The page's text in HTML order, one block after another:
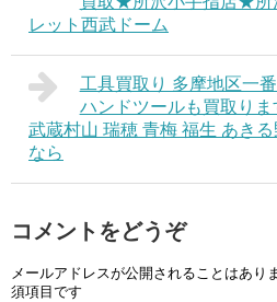
レット西武ドーム
工具買取り 多摩地区一
ハンドツールも買取り
武蔵村山 瑞穂 青梅 福生 あき
なら
コメントをどうぞ
メールアドレスが公開されることはあり
須項目です